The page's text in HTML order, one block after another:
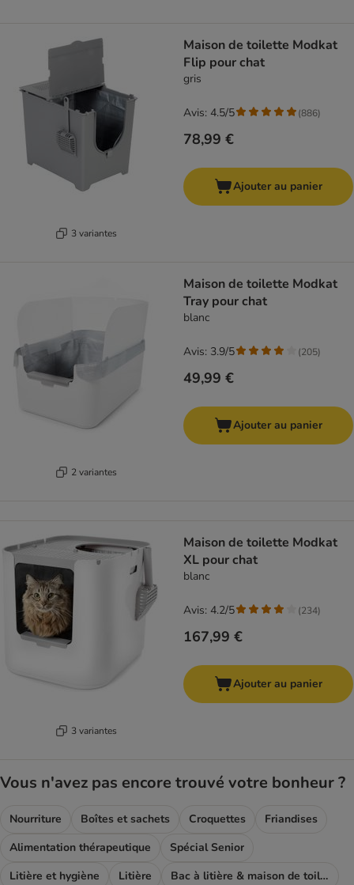
3 variantes
Maison de toilette Modkat
Flip pour chat
gris
78,99 €
Avis: 4.5/5 (886)
Ajouter au panier
2 variantes
Maison de toilette Modkat
Tray pour chat
blanc
49,99 €
Avis: 3.9/5 (205)
Ajouter au panier
3 variantes
Maison de toilette Modkat
XL pour chat
blanc
167,99 €
Avis: 4.2/5 (234)
Ajouter au panier
Vous n'avez pas encore trouvé votre bonheur ?
Nourriture Boîtes et sachets Croquettes
Friandises
Alimentation thérapeutique
Spécial Senior
Litière et hygiène
Litière
Bac à litière & maison de toilette